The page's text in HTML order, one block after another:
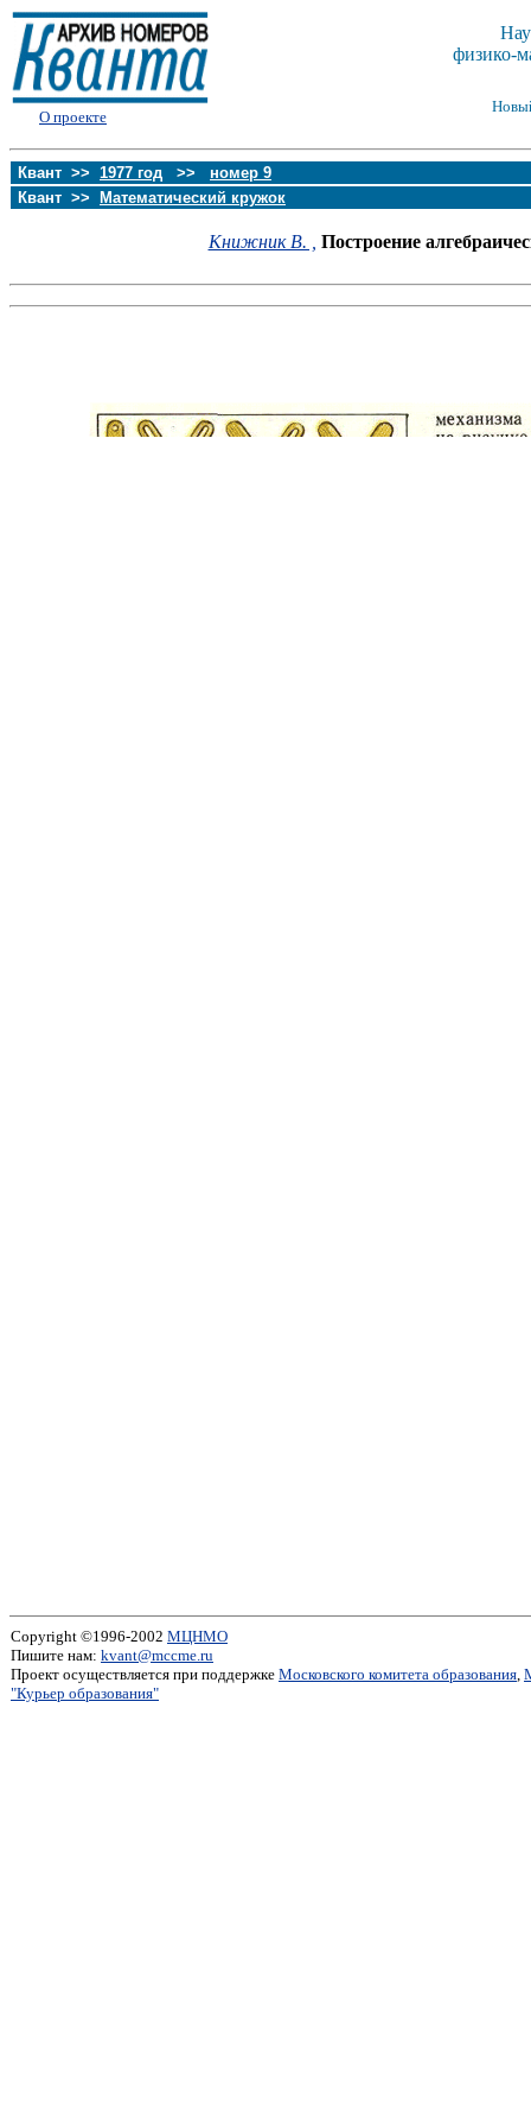
О проекте
физико-
Квант >> 1977 год >> номер 9
Квант >>
Математический кружок
Книжник В. , Построение
Copyright ©1996-2002 МЦНМО
Пишите нам: kvant@mccme.ru
Проект осуществляется при поддержке Московского комитета образования,
"Курьер образования"